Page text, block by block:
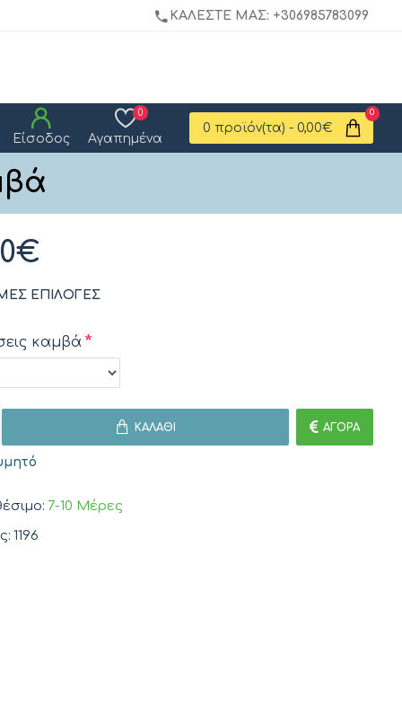
ΚΑΛΈΣΤΕ ΜΑΣ: +306985783099
Είσοδος Αγαπημένα
0
0 προϊόν(τα) - 0,00€
0
7-10 Μέρες
1196
ΕΠΙΛΟΓΈΣ
καμβά
ΚΑΛΆΘΙ ΑΓΟΡΆ